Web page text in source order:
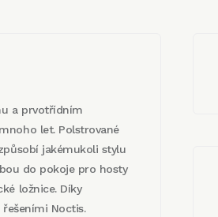
a prvotřídním
let. Polstrované
jakémukoli stylu
do pokoje pro hosty
ložnice. Díky
Noctis.